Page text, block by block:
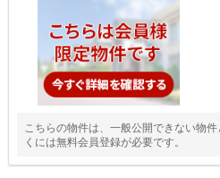
こちらの物件は、一般公開できない物
くには無料会員登録が必要です。